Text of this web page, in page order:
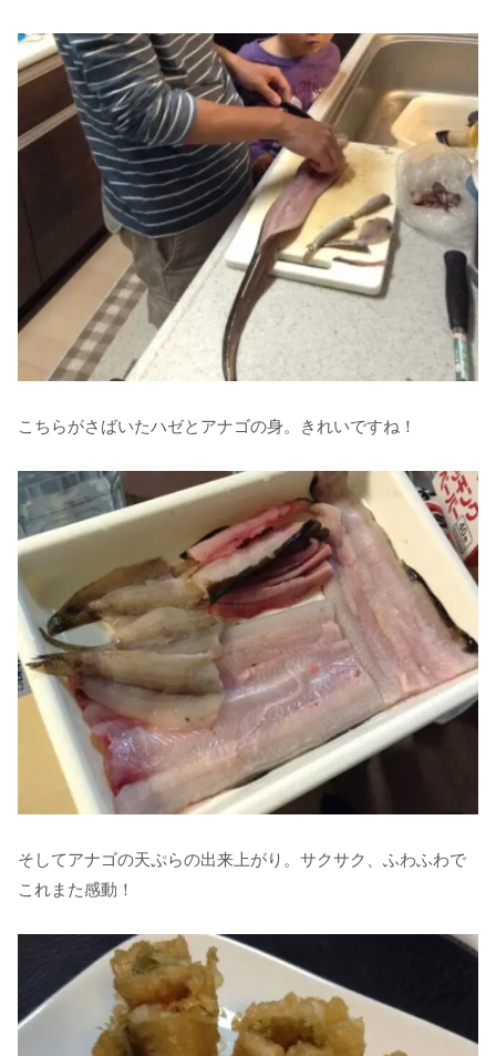
こちらがさばいたハゼとアナゴの身。きれいですね！
そしてアナゴの天ぷらの出来上がり。サクサク、ふわふわで
これまた感動！